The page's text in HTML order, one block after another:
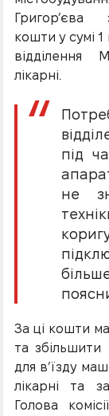
Григор’єва
кошти у сумі
відділення
лікарні.
під
не
За ці кошти
та збільшити
для в’їзду
лікарні та
Голова